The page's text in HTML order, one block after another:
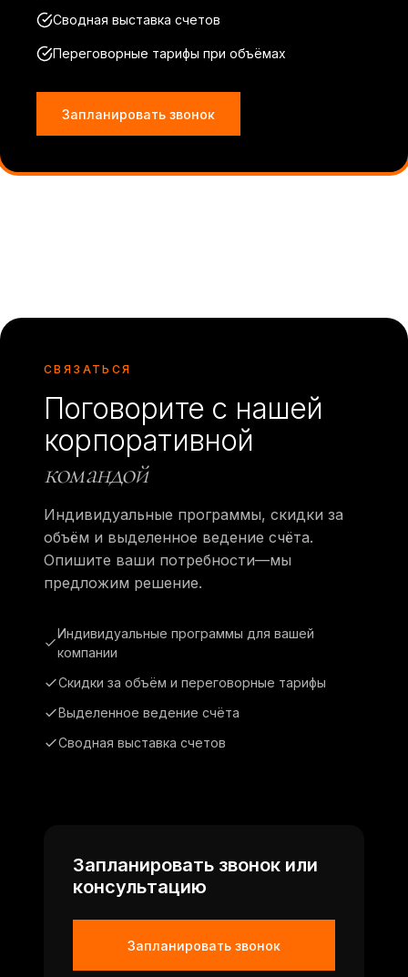
Сводная выставка счетов
Переговорные тарифы при объёмах
Запланировать звонок
СВЯЗАТЬСЯ
Поговорите с нашей
корпоративной
командой
Индивидуальные программы, скидки за
объём и выделенное ведение счёта.
Опишите ваши потребности—мы
предложим решение.
Индивидуальные программы для вашей
компании
Скидки за объём и переговорные тарифы
Выделенное ведение счёта
Сводная выставка счетов
Запланировать звонок или
консультацию
Запланировать звонок